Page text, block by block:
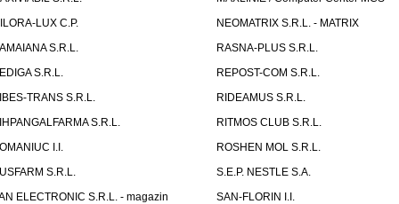
LUX C.P.
NEOMATRIX S.R.L. - MATRIX
S.R.L.
RASNA-PLUS S.R.L.
S.R.L.
REPOST-COM S.R.L.
TRANS S.R.L.
RIDEAMUS S.R.L.
S.R.L.
RITMOS CLUB S.R.L.
I.I.
ROSHEN MOL S.R.L.
S.R.L.
S.E.P. NESTLE S.A.
ELECTRONIC S.R.L. - magazin
SAN-FLORIN I.I.